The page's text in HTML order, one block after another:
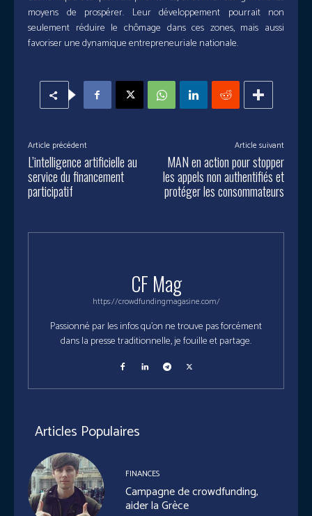
moyens de prospérer. Leur développement pourrait non
seulement réduire le chômage dans ces zones, mais aussi
favoriser une dynamique entrepreneuriale nationale.
Article précédent
L’intelligence artificielle au
service du financement
participatif
Article suivant
MAN en action pour stopper
les appels non authentifiés et
protéger les consommateurs
CF Mag
https://crowdfundingmagasine.com/
Passionné par les infos qu'on ne trouve pas forcément
dans la presse traditionnelle, je fouille et partage.
Articles Populaires
FINANCES
Campagne de crowdfunding,
aider la Grèce